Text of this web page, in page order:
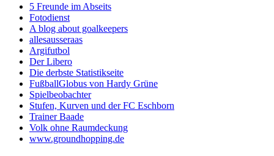
5 Freunde im Abseits
Fotodienst
A blog about goalkeepers
allesausseraas
Argifutbol
Der Libero
Die derbste Statistikseite
FußballGlobus von Hardy Grüne
Spielbeobachter
Stufen, Kurven und der FC Eschborn
Trainer Baade
Volk ohne Raumdeckung
www.groundhopping.de